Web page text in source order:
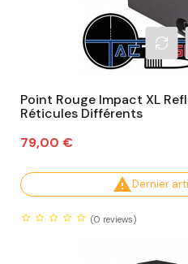
Point Rouge Impact XL
Réticules Différents
Prix
79,00 €
Dernier
(0 reviews)